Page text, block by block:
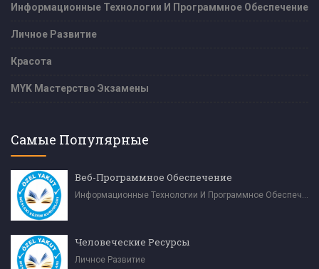
Информационные Технологии И Программное Обеспечение
Личное Развитие
Красота
MYK Мастерство Экзамены
Самые Популярные
Веб-Программное Обеспечение
Человеческие Ресурсы
Личное Развитие